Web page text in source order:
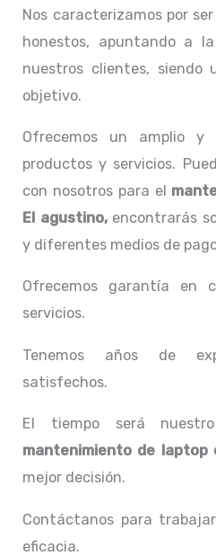
Nos caracterizamos por
honestos, apuntando a
nuestros clientes, siendo
objetivo.
Ofrecemos un amplio y
productos y servicios.
con nosotros para el
El agustino, encontrarás
y diferentes medios de
Ofrecemos garantía en
servicios.
Tenemos años de
satisfechos.
El tiempo será
mantenimiento de laptop
mejor decisión.
Contáctanos para
eficacia.